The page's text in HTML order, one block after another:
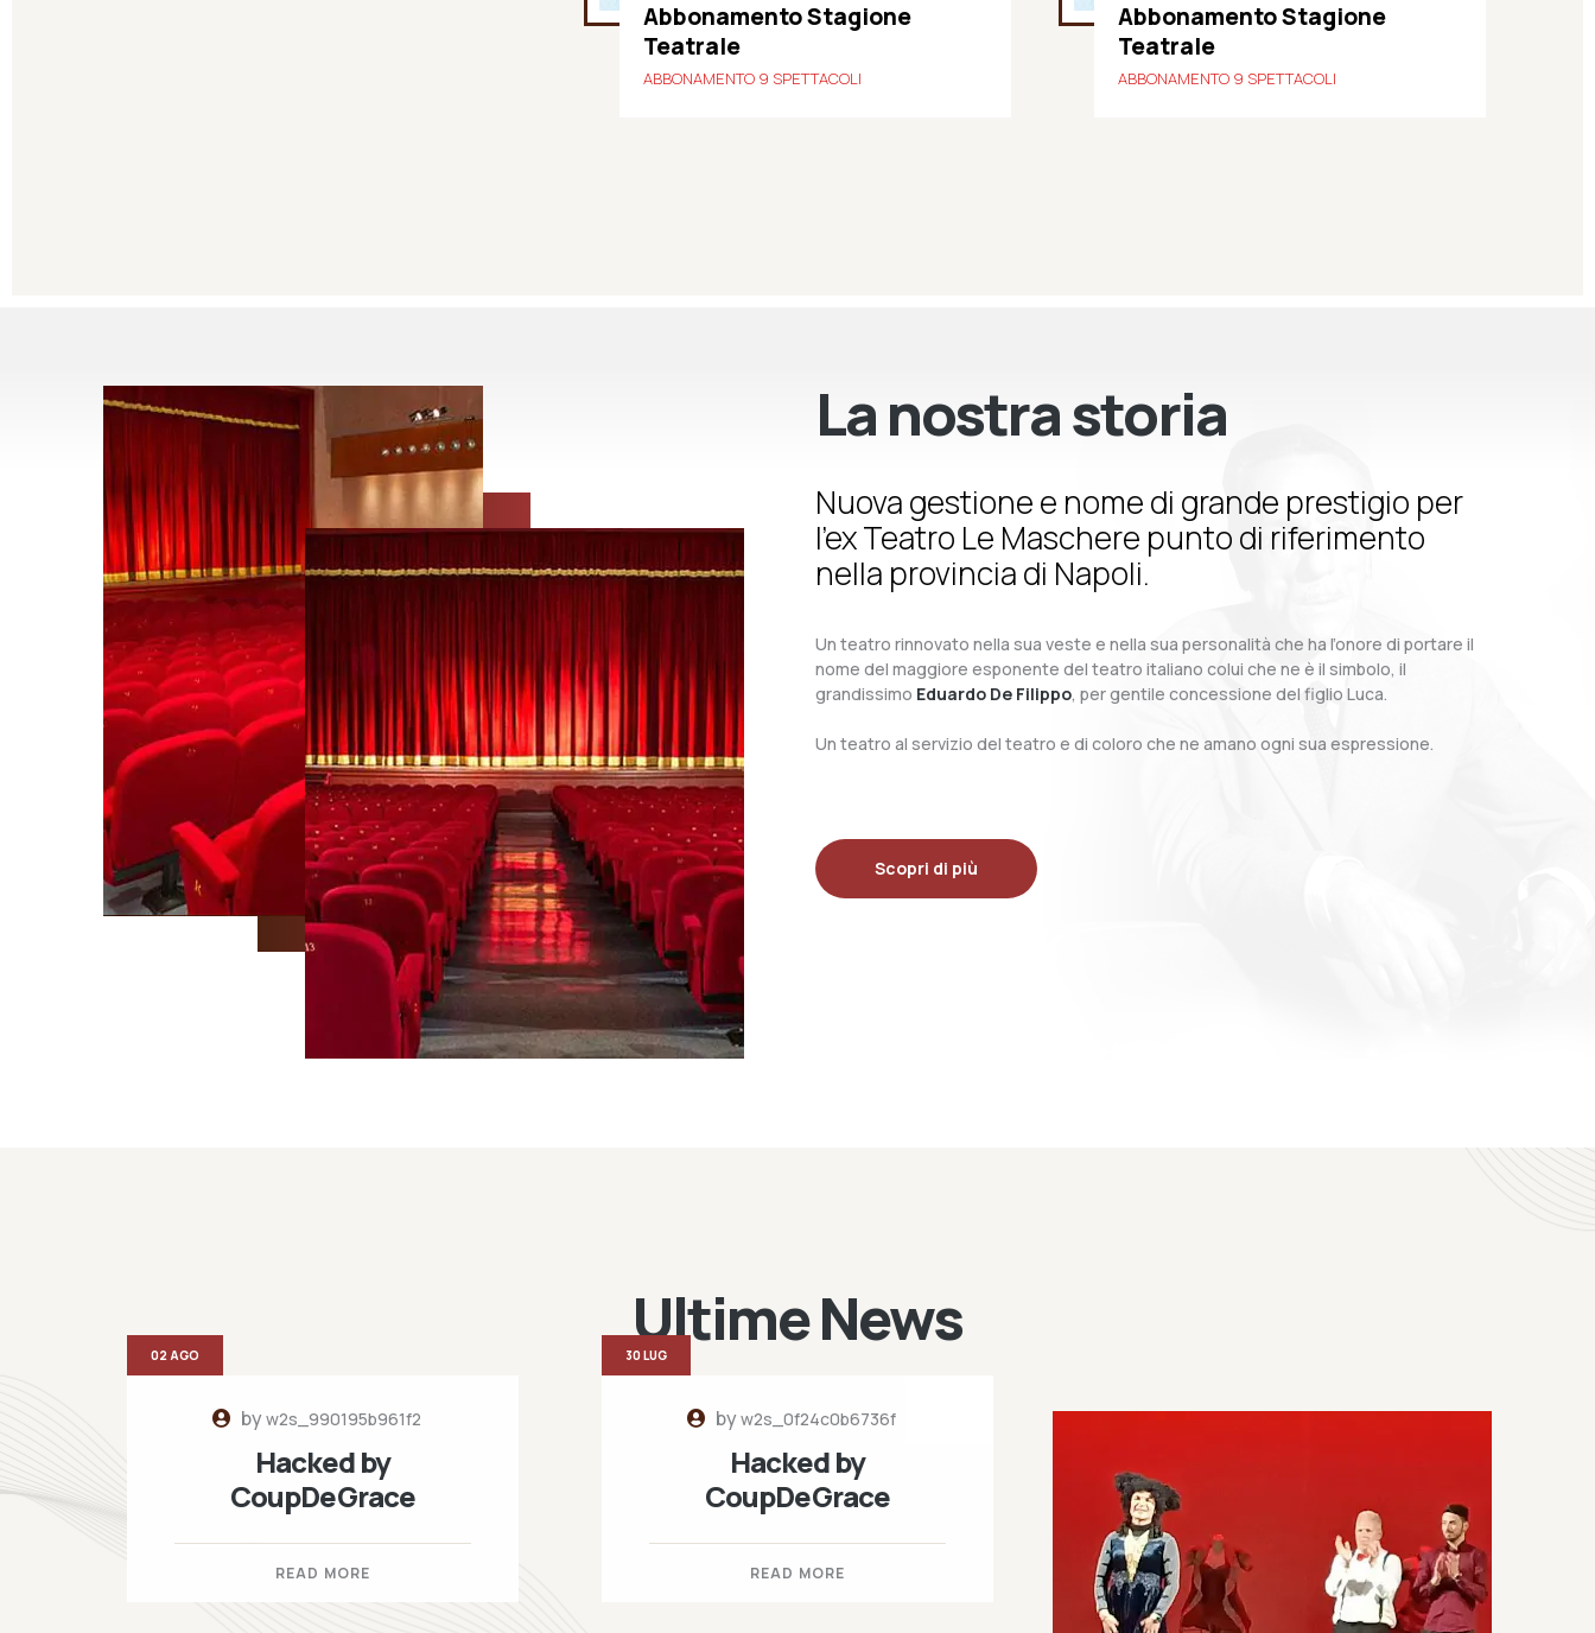
Abbonamento Stagione
Teatrale
ABBONAMENTO 9 SPETTACOLI
Abbonamento Stagione
Teatrale
ABBONAMENTO 9 SPETTACOLI
La nostra storia
Nuova gestione e nome di grande prestigio per
l’ex Teatro Le Maschere punto di riferimento
nella provincia di Napoli.
Un teatro rinnovato nella sua veste e nella sua personalità che ha l’onore di portare il
nome del maggiore esponente del teatro italiano colui che ne è il simbolo, il
grandissimo Eduardo De Filippo, per gentile concessione del figlio Luca.
Un teatro al servizio del teatro e di coloro che ne amano ogni sua espressione.
Scopri di più
Ultime News
byw2s_990195b961f2
Hacked by
CoupDeGrace
READ MORE
02 AGO
byw2s_0f24c0b6736f
Hacked by
CoupDeGrace
READ MORE
30 LUG